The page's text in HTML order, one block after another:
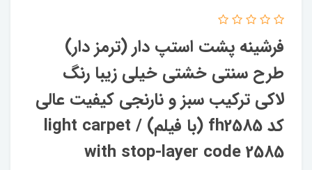
فرشینه پشت استپ دار (ترمز دار)
طرح سنتی خشتی خیلی زیبا رنگ
لاکی ترکیب سبز و نارنجی کیفیت عالی
کد fh2585 (با فیلم) / light carpet
with stop-layer code 2585